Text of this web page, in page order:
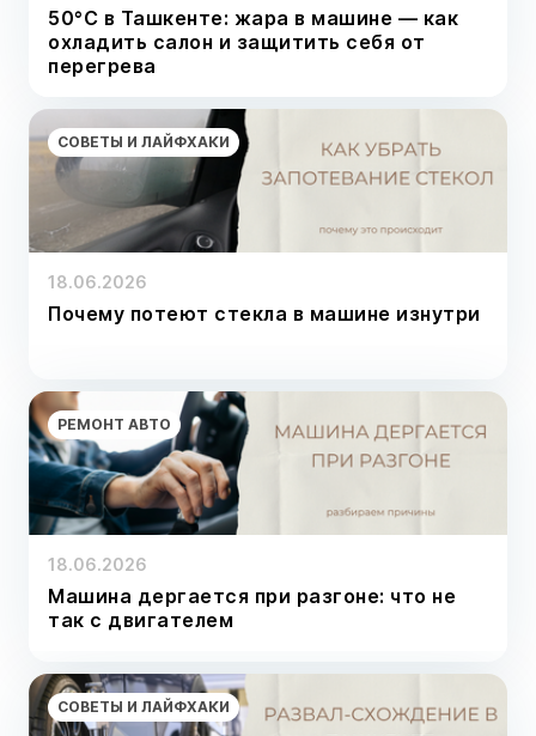
50°C в Ташкенте: жара в машине — как
охладить салон и защитить себя от
перегрева
СОВЕТЫ И ЛАЙФХАКИ
18.06.2026
Почему потеют стекла в машине изнутри
РЕМОНТ АВТО
18.06.2026
Машина дергается при разгоне: что не
так с двигателем
СОВЕТЫ И ЛАЙФХАКИ